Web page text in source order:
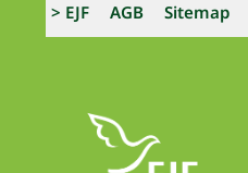
> EJF AGB Sitemap